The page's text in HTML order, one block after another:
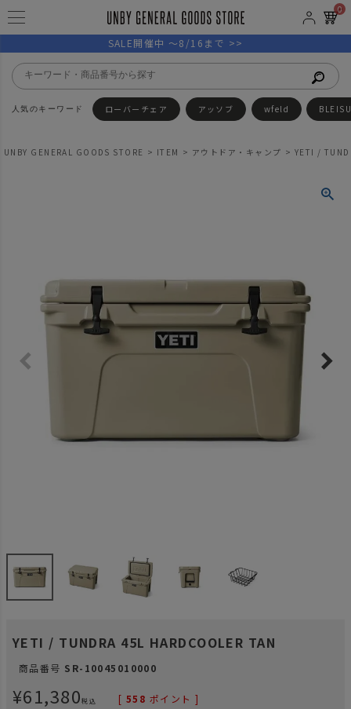
0
SALE開催中 ～8/16まで >>
ローバーチェア アッソブ wfeld
UNBY GENERAL GOODS STORE ITEM アウトドア・キャンプ YETI /
YETI / TUNDRA 45L HARDCOOLER TAN
商品番号 SR-10045010000
¥61,380税込 [ 558 ポイント ]